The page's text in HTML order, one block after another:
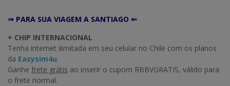
⇒ PARA SUA VIAGEM A SANTIAGO ⇐
+ CHIP INTERNACIONAL
Tenha internet ilimitada em seu celular no Chile com os planos
da Easysim4u.
Ganhe frete grátis ao inserir o cupom RBBVGRATIS, válido para
o frete normal.